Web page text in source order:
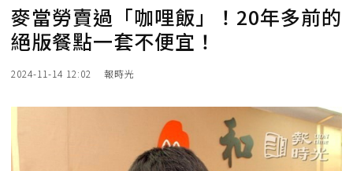
麥當勞賣過「咖哩飯」！20年多前的
絕版餐點一套不便宜！
2024-11-14 12:02 報時光